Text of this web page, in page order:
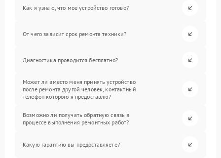
Как я узнаю, что мое устройство готово?
От чего зависит срок ремонта техники?
Диагностика проводится бесплатно?
Может ли вместо меня принять устройство
после ремонта другой человек, контактный
телефон которого я предоставлю?
Возможно ли получать обратную связь в
процессе выполнения ремонтных работ?
Какую гарантию вы предоставляете?